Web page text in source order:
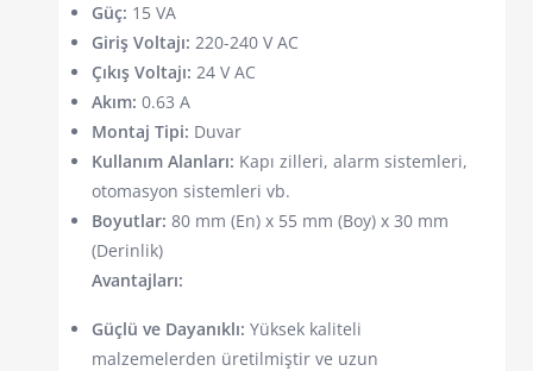
Güç: 15 VA
Giriş Voltajı: 220-240 V AC
Çıkış Voltajı: 24 V AC
Akım: 0.63 A
Montaj Tipi: Duvar
Kullanım Alanları: Kapı zilleri, alarm sistemleri,
otomasyon sistemleri vb.
Boyutlar: 80 mm (En) x 55 mm (Boy) x 30 mm
(Derinlik)
Avantajları:
Güçlü ve Dayanıklı: Yüksek kaliteli
malzemelerden üretilmiştir ve uzun